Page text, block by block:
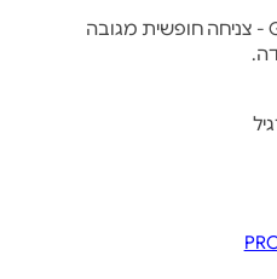
בואו להגשים חלום עם GoJump - צניחה חופשית מגובה